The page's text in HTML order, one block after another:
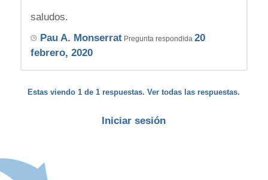
saludos.
Pau A. MonserratPregunta respondida 20
febrero, 2020
Estas viendo 1 de 1 respuestas. Ver todas las respuestas.
Iniciar sesión